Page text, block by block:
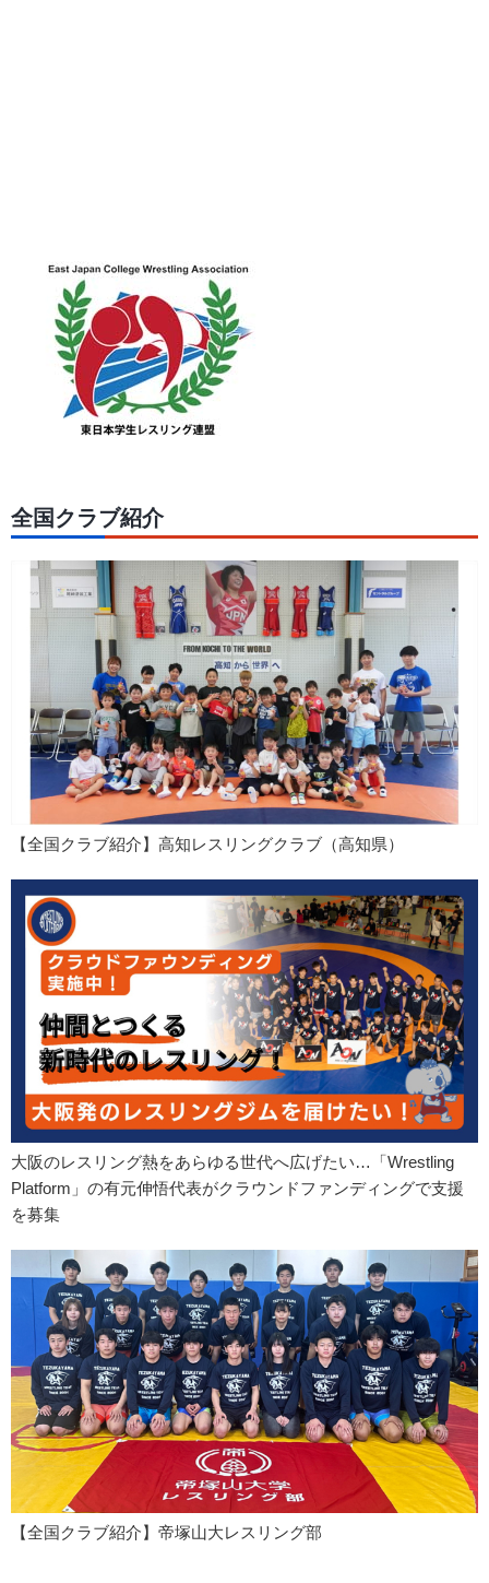
全国クラブ紹介
【全国クラブ紹介】高知レスリングクラブ（高知県）
大阪のレスリング熱をあらゆる世代へ広げたい…「Wrestling
Platform」の有元伸悟代表がクラウンドファンディングで支援
を募集
【全国クラブ紹介】帝塚山大レスリング部